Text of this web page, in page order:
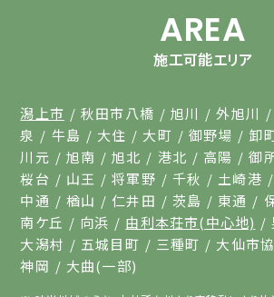
AREA
施工可能エリア
潟上市 秋田市八橋 旭川 外旭川
泉
牛島 大住 大町 御野場 卸
川元
旭南 旭北 港北 高陽 御
桜台
山王 将軍野 千秋 土崎港
中通
楢山 仁井田 茨島 東通
南ケ丘
向浜 由利本荘市(中心地)
大潟村
五城目町 三種町 大仙市
神岡
大曲(一部)